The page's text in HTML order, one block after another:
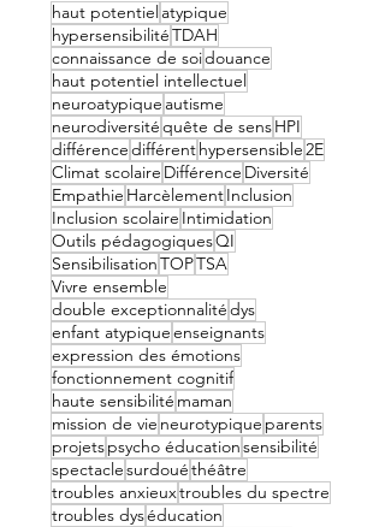
haut potentielatypique
hypersensibilitéTDAH
connaissance de soidouance
haut potentiel intellectuel
neuroatypique autisme
neurodiversitéquête de sensHPI
différencedifférenthypersensible2E
Climat scolaire Différence Diversité
Empathie HarcèlementInclusion
Inclusion scolaire Intimidation
Outils pédagogiquesQI
SensibilisationTOPTSA
Vivre ensemble
double exceptionnalitédys
enfant atypiqueenseignants
expression des émotions
fonctionnement cognitif
haute sensibilité maman
mission de vie neurotypique parents
projetspsycho éducationsensibilité
spectaclesurdouéthéâtre
troubles anxieuxtroubles du spectre
troubles dyséducation